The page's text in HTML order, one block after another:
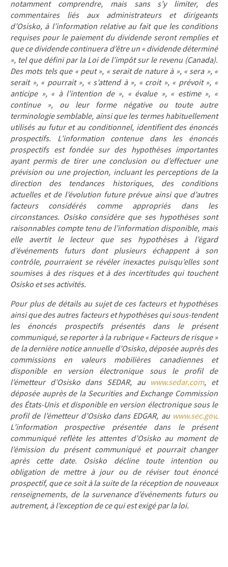
notamment comprendre, mais sans s’y limiter, des
commentaires liés aux administrateurs et dirigeants
d’Osisko, à l’information relative au fait que les conditions
requises pour le paiement du dividende seront remplies et
que ce dividende continuera d’être un « dividende déterminé
», tel que défini par la Loi de l’impôt sur le revenu (Canada).
Des mots tels que « peut », « serait de nature à », « sera », «
serait », « pourrait », « s’attend à », « croit », « prévoit », «
anticipe », « à l’intention de », « évalue », « estime », «
continue », ou leur forme négative ou toute autre
terminologie semblable, ainsi que les termes habituellement
utilisés au futur et au conditionnel, identifient des énoncés
prospectifs. L’information contenue dans les énoncés
prospectifs est fondée sur des hypothèses importantes
ayant permis de tirer une conclusion ou d’effectuer une
prévision ou une projection, incluant les perceptions de la
direction des tendances historiques, des conditions
actuelles et de l’évolution future prévue ainsi que d’autres
facteurs considérés comme appropriés dans les
circonstances. Osisko considère que ses hypothèses sont
raisonnables compte tenu de l’information disponible, mais
elle avertit le lecteur que ses hypothèses à l’égard
d’événements futurs dont plusieurs échappent à son
contrôle, pourraient se révéler inexactes puisqu’elles sont
soumises à des risques et à des incertitudes qui touchent
Osisko et ses activités.
Pour plus de détails au sujet de ces facteurs et hypothèses
ainsi que des autres facteurs et hypothèses qui sous-tendent
les énoncés prospectifs présentés dans le présent
communiqué, se reporter à la rubrique « Facteurs de risque »
de la dernière notice annuelle d’Osisko, déposée auprès des
commissions en valeurs mobilières canadiennes et
disponible en version électronique sous le profil de
l’émetteur d’Osisko dans SEDAR, au www.sedar.com, et
déposée auprès de la Securities and Exchange Commission
des États-Unis et disponible en version électronique sous le
profil de l’émetteur d’Osisko dans EDGAR, au www.sec.gov.
L’information prospective présentée dans le présent
communiqué reflète les attentes d’Osisko au moment de
l’émission du présent communiqué et pourrait changer
après cette date. Osisko décline toute intention ou
obligation de mettre à jour ou de réviser tout énoncé
prospectif, que ce soit à la suite de la réception de nouveaux
renseignements, de la survenance d’événements futurs ou
autrement, à l’exception de ce qui est exigé par la loi.